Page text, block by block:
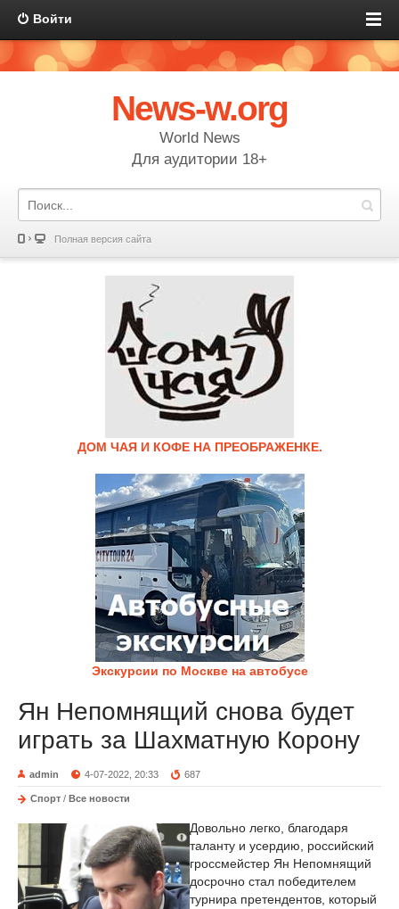
Войти
News-w.org
World News
Для аудитории 18+
Полная версия сайта
ДОМ ЧАЯ И КОФЕ НА ПРЕОБРАЖЕНКЕ.
Экскурсии по Москве на автобусе
Ян Непомнящий снова будет
играть за Шахматную Корону
admin 4-07-2022, 20:33 687
Спорт / Все новости
Довольно легко, благодаря
таланту и усердию, российский
гроссмейстер Ян Непомнящий
досрочно стал победителем
турнира претендентов, который